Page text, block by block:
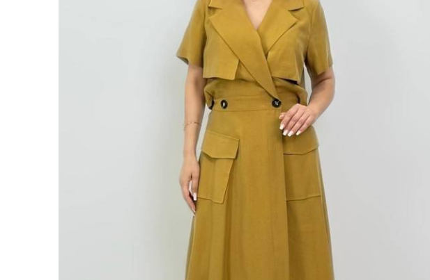
14 GÜN İÇİNDE
TÜM
KAPIDA KREDİ
SİPARİŞ VERMEDEN
YURTİÇİ KARGO İADE